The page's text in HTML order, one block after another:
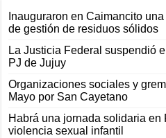
Inauguraron en Caimancito
de gestión de residuos sólidos
La Justicia Federal suspendió
PJ de Jujuy
Organizaciones sociales y
Mayo por San Cayetano
Habrá una jornada solidaria en
violencia sexual infantil